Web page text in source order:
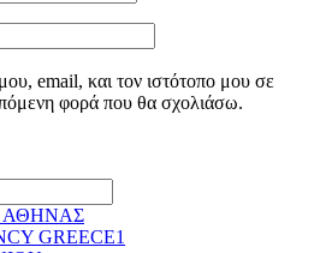
email, και τον ιστότοπο μου σε
φορά που θα σχολιάσω.